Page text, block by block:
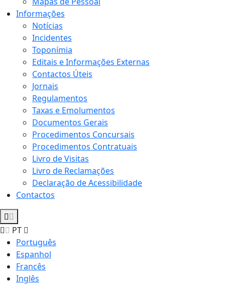
Informações
Notícias
Incidentes
Toponímia
Editais e Informações Externas
Contactos Úteis
Jornais
Regulamentos
Taxas e Emolumentos
Documentos Gerais
Procedimentos Concursais
Procedimentos Contratuais
Livro de Visitas
Livro de Reclamações
Declaração de Acessibilidade
Contactos
PT
Português
Espanhol
Francês
Inglês